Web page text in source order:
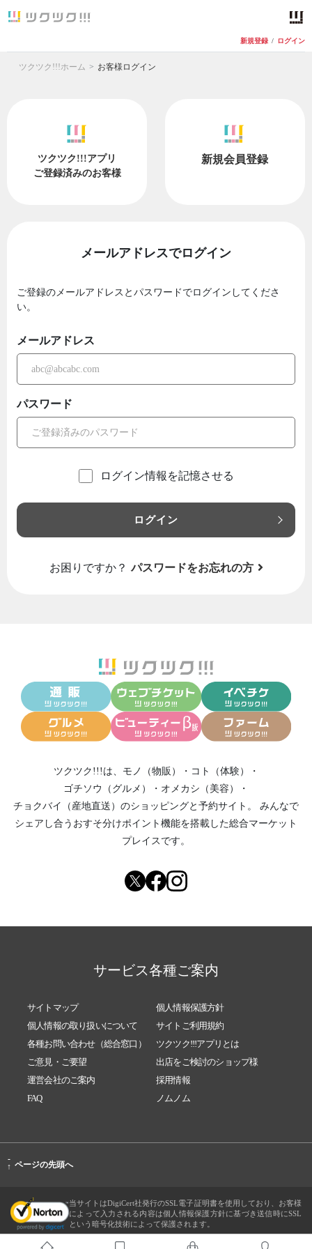
新規登録 / ログイン
ツクツク!!!ホーム お客様ログイン
ツクツク!!!アプリ
ご登録済みのお客様
新規会員登録
メールアドレスでログイン
ご登録のメールアドレスとパスワードでログインしてくださ
い。
メールアドレス
パスワード
ログイン情報を記憶させる
ログイン
お困りですか？ パスワードをお忘れの方
ツクツク!!!は、 モノ（物販） ・ コト（体験）
・
ゴチソウ（グルメ）
・ オメカシ（美容）
・
チョクバイ（産地直送） のショッピングと予約サイト。
みんなで
シェアし合う おすそ分けポイント機能を搭載した総合マーケット
プレイスです。
サービス各種ご案内
サイトマップ
個人情報保護方針
個人情報の取り扱いについて
サイトご利用規約
各種お問い合わせ（総合窓口）
ツクツク!!!アプリとは
ご意見・ご要望
出店をご検討のショップ様
運営会社のご案内
採用情報
FAQ
ノムノム
-
↑ ページの先頭へ
当サイトはDigiCert社発行のSSL電子証明書を使用しており、お客様
によって入力される内容は個人情報保護方針に基づき送信時にSSL
という暗号化技術によって保護されます。